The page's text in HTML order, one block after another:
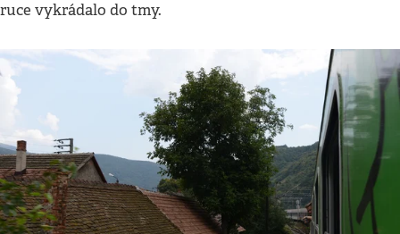
ruce vykrádalo do tmy.